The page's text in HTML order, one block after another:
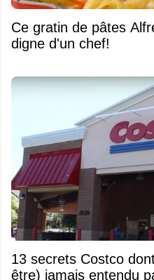
Ce gratin de pâtes
digne d'un chef!
13 secrets Costco
être) jamais entendu